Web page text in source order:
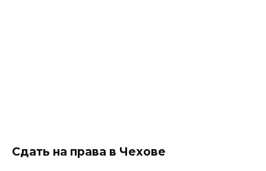
Сдать на права в Чехове